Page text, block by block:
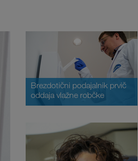
Brezdotični podajalnik prvič
oddaja vlažne robčke